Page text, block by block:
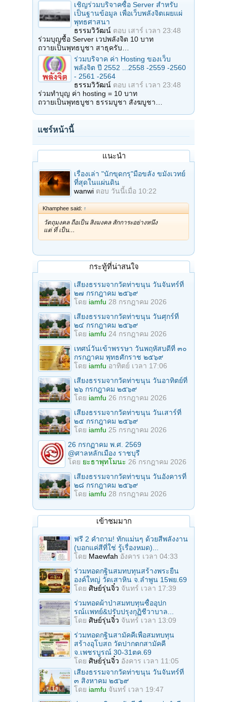
เชิญร่วมบริจาคซื้อ Server สำหรับ
เป็นฐานข้อมูล เพื่อเว็บพลังจิตเผยแผ่
พุทธศาสนา
ธรรมวิวัฒน์ ตอบ เสาร์ เวลา 23:48
ร่วมบุญซื้อ Server เวปพลังจิต 10 บาท
ถวายเป็นพุทธบูชา สาธุครับ…
ร่วมบริจาค ค่า Hosting ของเว็บ
พลังจิต ปี 2552 ...2558 -2559 -2560
- 2561 -2564
ธรรมวิวัฒน์ ตอบ เสาร์ เวลา 23:48
ร่วมทำบุญ ค่า hosting = 10 บาท
ถวายเป็นพุทธบูชา ธรรมบูชา สังฆบูชา…
แชร์หน้านี้
แนะนำ
เรื่องเล่า "นักขุดกรุ"มือขลัง ขมังเวทย์
ที่สุดในแผ่นดิน
wanwi ตอบ วันนี้เมื่อ 10:22
Khamphee said: ↑
วัตถุมงคล ถือเป็น สิ่งมงคล สักการะอย่างหนึ่ง
แต่ ที่ เป็น…
กระทู้ที่น่าสนใจ
เสียงธรรมจากวัดท่าขนุน วันจันทร์ที่
๒๗ กรกฎาคม ๒๕๖๙
โดย iamfu 28 กรกฎาคม 2026
เสียงธรรมจากวัดท่าขนุน วันศุกร์ที่
๒๔ กรกฎาคม ๒๕๖๙
โดย iamfu 24 กรกฎาคม 2026
เทศน์วันเข้าพรรษา วันพฤหัสบดีที่ ๓๐
กรกฎาคม พุทธศักราช ๒๕๖๙
โดย iamfu อาทิตย์ เวลา 17:06
เสียงธรรมจากวัดท่าขนุน วันอาทิตย์ที่
๒๖ กรกฎาคม ๒๕๖๙
โดย iamfu 26 กรกฎาคม 2026
เสียงธรรมจากวัดท่าขนุน วันเสาร์ที่
๒๕ กรกฎาคม ๒๕๖๙
โดย iamfu 25 กรกฎาคม 2026
26 กรกฏาคม พ.ศ. 2569
@ศาลหลักเมือง ราชบุรี
โดย ยะธาพุทโมนะ 26 กรกฎาคม 2026
เสียงธรรมจากวัดท่าขนุน วันอังคารที่
๒๘ กรกฎาคม ๒๕๖๙
โดย iamfu 28 กรกฎาคม 2026
เข้าชมมาก
ฟรี 2 คำถาม! ทักแม่นๆ ด้วยสีพลังงาน
(บอกแค่สีที่ใช่ รู้เรื่องหมด)...
โดย Maewfah อังคาร เวลา 04:33
ร่วมทอดกฐินสมทบทุนสร้างพระยืน
องค์ใหญ่ วัดเสาหิน จ.ลําพูน 15พย.69
โดย ศิษย์รุ่นจิ๋ว จันทร์ เวลา 17:39
ร่วมทอดผ้าป่าสมทบทุนซื้ออุปก
รณ์เเพทย์&ปรับปรุงกุฏิชีวาบาล...
โดย ศิษย์รุ่นจิ๋ว จันทร์ เวลา 13:09
ร่วมทอดกฐินสามัคคีเพื่อสมทบทุน
สร้างอุโบสถ วัดปากตกสามัคคี
จ.เพชรบูรณ์ 30-31ตค.69
โดย ศิษย์รุ่นจิ๋ว อังคาร เวลา 11:05
เสียงธรรมจากวัดท่าขนุน วันจันทร์ที่
๓ สิงหาคม ๒๕๖๙
โดย iamfu จันทร์ เวลา 19:47